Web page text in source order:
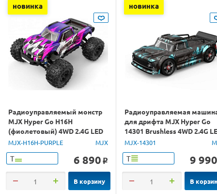
новинка
Радиоуправляемый монстр
MJX Hyper Go H16H
(фиолетовый) 4WD 2.4G LED
GPS 1/16 RTR
MJX-H16H-PURPLE MJX
Т 6 890 o
В корзину
новинка
Радиоуправляемая
для дрифта MJX Hyper Go
14301 Brushless 4WD 2.4G
1/14 RTR
MJX-14301
Т 9 990
В